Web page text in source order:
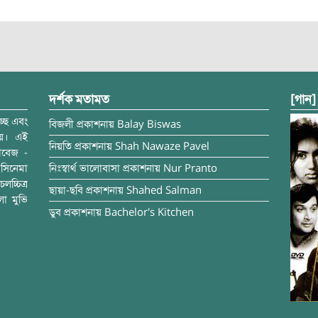
এবং
এই
-
মুভি
দর্শক মতামত
বিজলী প্রকাশনায় Balay Biswas
নিয়তি প্রকাশনায় Shah Nawaze Pavel
নিঃস্বার্থ ভালোবাসা প্রকাশনায় Nur Pranto
ছায়া-ছবি প্রকাশনায় Shahed Salman
ডুব প্রকাশনায় Bachelor's Kitchen
[গান]